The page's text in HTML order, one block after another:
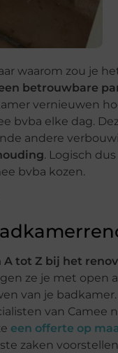
waarom zou je
betrouwbare
vernieuwen
bvba elke dag.
andere
. Logisch
bvba kozen.
A tot Z bij het
ze je met open
van je
van Camee
een offerte op
zaken